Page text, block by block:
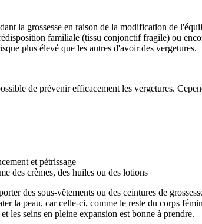
la grossesse en raison de la modification de
familiale (tissu conjonctif fragile) ou
plus élevé que les autres d'avoir des vergetures.
de prévenir efficacement les vergetures.
et pétrissage
des crèmes, des huiles ou des lotions
des sous-vêtements ou des ceintures de
la peau, car celle-ci, comme le reste du corps
les seins en pleine expansion est bonne à prendre.